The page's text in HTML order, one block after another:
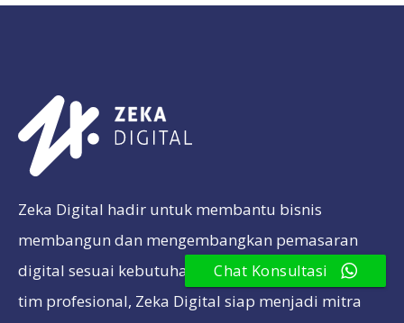
Zeka Digital hadir untuk membantu bisnis
membangun dan mengembangkan pemasaran
digital sesuai kebutuhan bisnis. Dengan dukungan
tim profesional, Zeka Digital siap menjadi mitra
Chat Konsultasi